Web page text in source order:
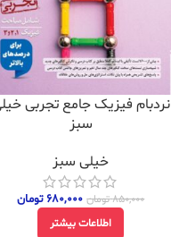
نردبام فیزیک جامع تجربی
سبز
خیلی سبز
۸۵۰,۰۰۰تومان ۶۸۰,۰۰۰ تومان
اطلاعات بیشتر